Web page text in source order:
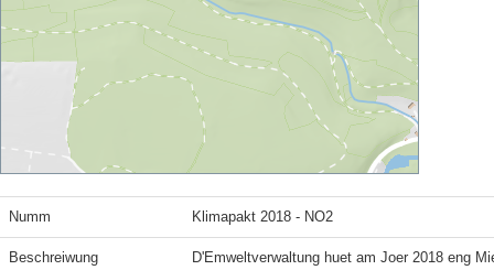
Numm Klimapakt 2018 - NO2
Beschreiwung
D'Emweltverwaltung huet am Joer 2018 eng